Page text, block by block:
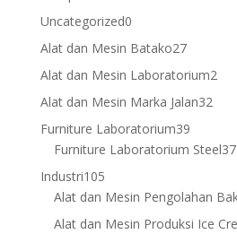
products
Uncategorized00
products
Alat dan Mesin Batako2727
products
Alat dan Mesin Laboratorium22
Alat dan Mesin Marka Jalan3232
Furniture Laboratorium3939
products
Furniture Laboratorium Steel37
Industri105105
products
Alat dan Mesin Pengolahan
Alat dan Mesin Produksi Ice